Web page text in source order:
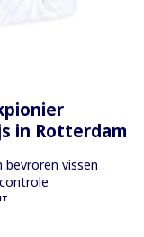
in Rotterdam
vissen